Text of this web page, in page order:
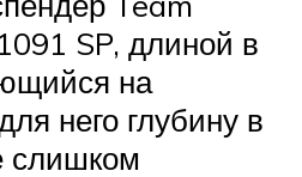
SP, длиной в
на
него глубину в
слишком